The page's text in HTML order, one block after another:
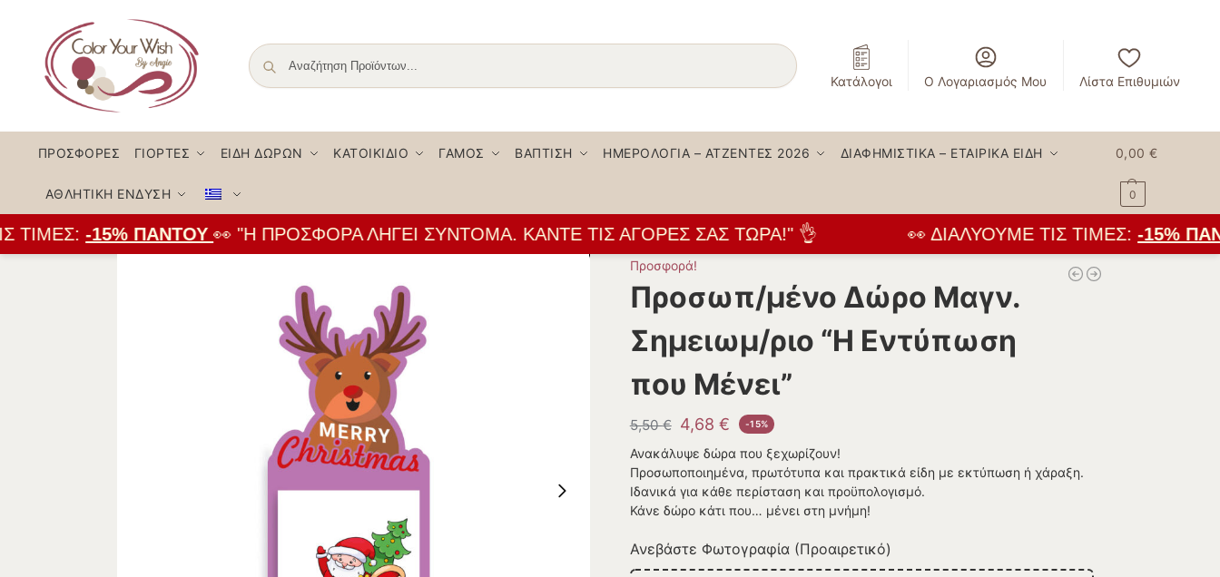
Αναζήτηση
Κατάλογοι Ο Λογαριασμός Μου Λίστα Επιθυμιών
ΠΡΟΣΦΟΡΈΣ ΓΙΟΡΤΈΣ ΕΊΔΗ ΔΏΡΩΝ ΚΑΤΟΙΚΊΔΙΟ ΓΆΜΟΣ ΒΆΠΤΙΣΗ ΗΜΕΡΟΛΌΓΙΑ – ΑΤΖΈΝΤΕΣ 2026 ΔΙΑΦΗΜΙΣΤΙΚΆ – ΕΤΑΙΡΙΚΆ ΕΊΔΗ
ΑΘΛΗΤΙΚΉ ΈΝΔΥΣΗ
0,00€
0
-15% ΠΑΝΤΟΎ👀 "Η ΠΡΟΣΦΟΡΆ ΛΉΓΕΙ ΣΎΝΤΟΜΑ. ΚΆΝΤΕ ΤΙΣ ΑΓΟΡΈΣ ΣΑΣ ΤΏΡΑ!" 👌 👀 ΔΙΑΛΎΟΥΜΕ ΤΙΣ ΤΙΜΈΣ:-15%
Προσφορά!
Προσωπ/μένο Δώρο Μαγν.
Σημειωμ/ριο “Η Εντύπωση
που Μένει”
5,50€ 4,68 € -15%
Ανακάλυψε δώρα που ξεχωρίζουν!
Προσωποποιημένα, πρωτότυπα και πρακτικά είδη με εκτύπωση ή χάραξη.
Ιδανικά για κάθε περίσταση και προϋπολογισμό.
Κάνε δώρο κάτι που… μένει στη μνήμη!
Ανεβάστε Φωτογραφία (Προαιρετικό)